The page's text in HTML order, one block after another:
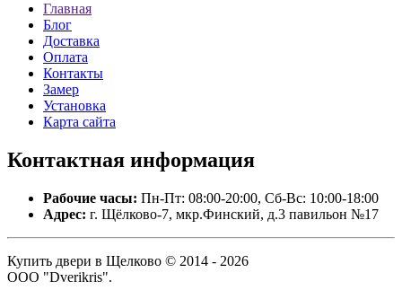
Главная
Блог
Доставка
Оплата
Контакты
Замер
Установка
Карта сайта
Контактная информация
Рабочие часы: Пн-Пт: 08:00-20:00, Сб-Вс: 10:00-18:00
Адрес: г. Щёлково-7, мкр.Финский, д.3 павильон №17
Купить двери в Щелково © 2014 - 2026
ООО "Dverikris".